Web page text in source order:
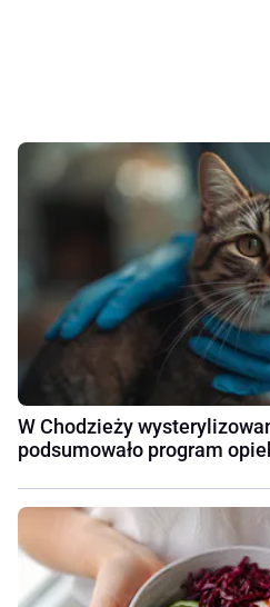
W Chodzieży
podsumowało program